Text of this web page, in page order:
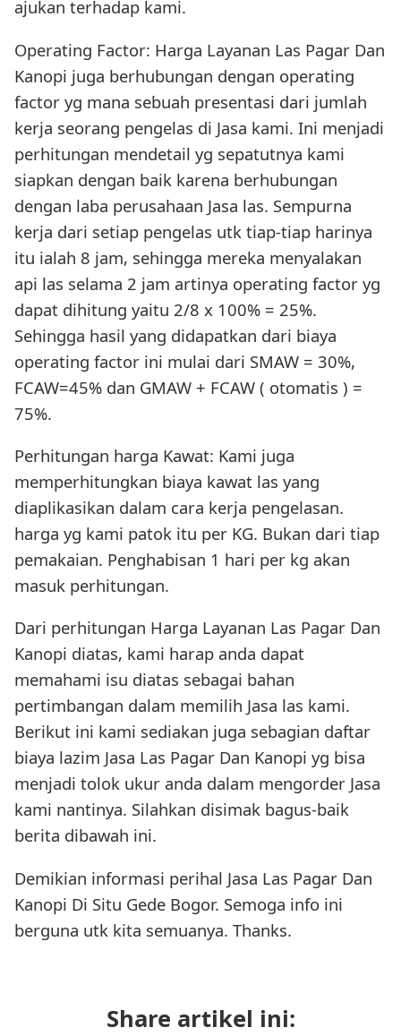
ajukan terhadap kami.
Operating Factor: Harga Layanan Las Pagar Dan
Kanopi juga berhubungan dengan operating
factor yg mana sebuah presentasi dari jumlah
kerja seorang pengelas di Jasa kami. Ini menjadi
perhitungan mendetail yg sepatutnya kami
siapkan dengan baik karena berhubungan
dengan laba perusahaan Jasa las. Sempurna
kerja dari setiap pengelas utk tiap-tiap harinya
itu ialah 8 jam, sehingga mereka menyalakan
api las selama 2 jam artinya operating factor yg
dapat dihitung yaitu 2/8 x 100% = 25%.
Sehingga hasil yang didapatkan dari biaya
operating factor ini mulai dari SMAW = 30%,
FCAW=45% dan GMAW + FCAW ( otomatis ) =
75%.
Perhitungan harga Kawat: Kami juga
memperhitungkan biaya kawat las yang
diaplikasikan dalam cara kerja pengelasan.
harga yg kami patok itu per KG. Bukan dari tiap
pemakaian. Penghabisan 1 hari per kg akan
masuk perhitungan.
Dari perhitungan Harga Layanan Las Pagar Dan
Kanopi diatas, kami harap anda dapat
memahami isu diatas sebagai bahan
pertimbangan dalam memilih Jasa las kami.
Berikut ini kami sediakan juga sebagian daftar
biaya lazim Jasa Las Pagar Dan Kanopi yg bisa
menjadi tolok ukur anda dalam mengorder Jasa
kami nantinya. Silahkan disimak bagus-baik
berita dibawah ini.
Demikian informasi perihal Jasa Las Pagar Dan
Kanopi Di Situ Gede Bogor. Semoga info ini
berguna utk kita semuanya. Thanks.
Share artikel ini: